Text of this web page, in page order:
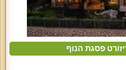
פסגת הנוף